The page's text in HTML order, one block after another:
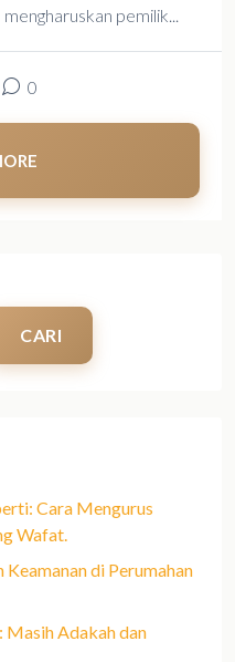
pemilik...
0
CARI
Cara Mengurus
Wafat.
di Perumahan
Masih Adakah dan